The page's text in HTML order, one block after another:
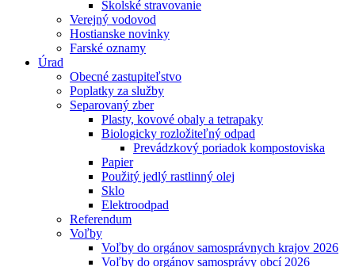
Školské stravovanie
Verejný vodovod
Hostianske novinky
Farské oznamy
Úrad
Obecné zastupiteľstvo
Poplatky za služby
Separovaný zber
Plasty, kovové obaly a tetrapaky
Biologicky rozložiteľný odpad
Prevádzkový poriadok kompostoviska
Papier
Použitý jedlý rastlinný olej
Sklo
Elektroodpad
Referendum
Voľby
Voľby do orgánov samosprávnych krajov 2026
Voľby do orgánov samosprávy obcí 2026